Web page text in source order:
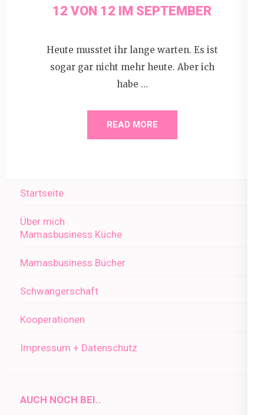
12 VON 12 IM SEPTEMBER
Heute musstet ihr lange warten. Es ist
sogar gar nicht mehr heute. Aber ich
habe …
READ MORE
Startseite
Über mich
Mamasbusiness Küche
Mamasbusiness Bücher
Schwangerschaft
Kooperationen
Impressum + Datenschutz
AUCH NOCH BEI..